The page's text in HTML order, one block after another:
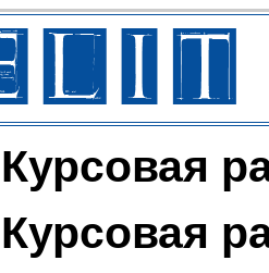
Курсовая
Курсовая